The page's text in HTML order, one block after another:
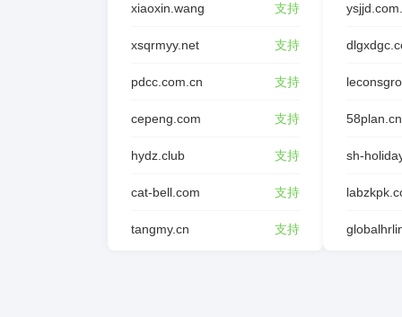
xiaoxin.wang 支持
xsqrmyy.net 支持
pdcc.com.cn 支持
cepeng.com 支持
hydz.club 支持
cat-bell.com 支持
tangmy.cn 支持
58plan.cn
sh-